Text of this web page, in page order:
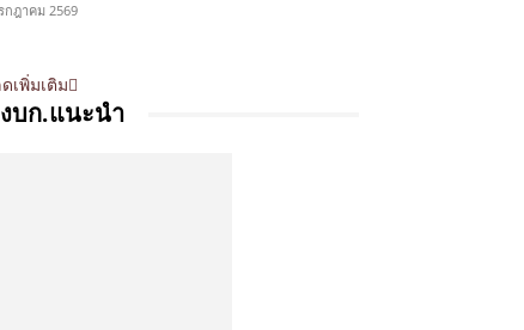
กฎาคม 2569
เพิ่มเติม
บก.แนะนำ